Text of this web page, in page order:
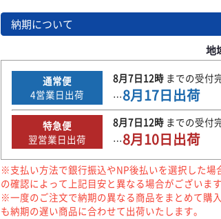
納期について
地
通常便
4営業日出荷
8月7日12時までの受付
…8月17日出荷
特急便
翌営業日出荷
8月7日12時までの受付
…8月10日出荷
※支払い方法で銀行振込やNP後払いを選択した場
の確認によって上記目安と異なる場合がございます
※一度のご注文で納期の異なる商品をまとめて購
も納期の遅い商品に合わせて出荷いたします。